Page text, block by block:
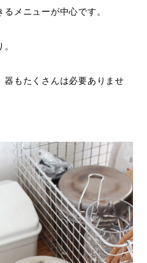
メニューが中心です。
器もたくさんは必要ありませ